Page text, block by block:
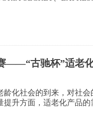
立了良好的合作关系。
子公司阜南华翔羊毛
——“古驰杯”适老
化社会的到来，对社
升方面，适老化产品的
率高、安全隐患多的